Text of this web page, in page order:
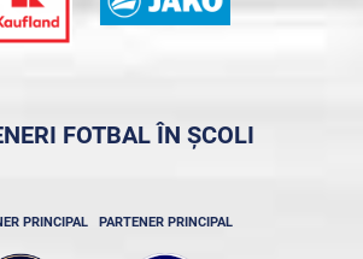
FOTBAL ÎN ȘCOLI
PRINCIPAL PARTENER PRINCIPAL